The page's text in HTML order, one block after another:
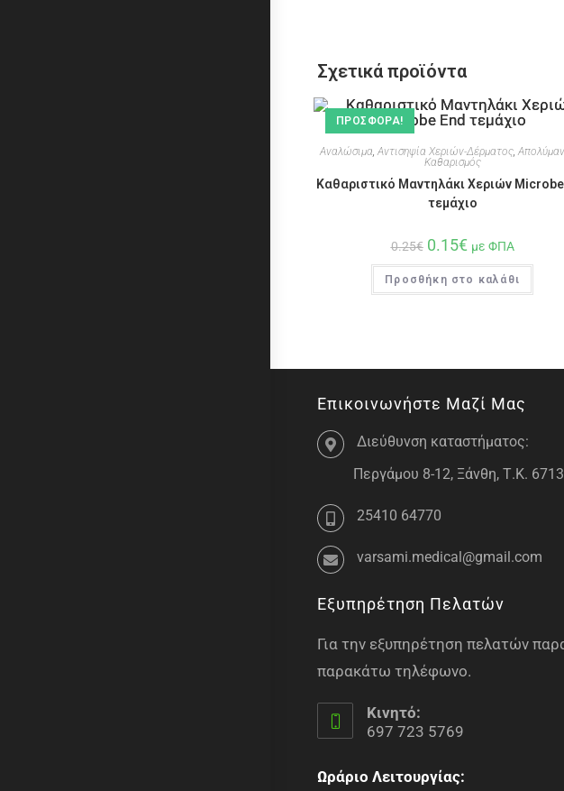
Σχετικά προϊόντα
ΠΡΟΣΦΟΡΆ!
Αναλώσιμα ,Αντισηψία Χεριών-Δέρματος ,
Καθαρισμός
Καθαριστικό Μαντηλάκι Χεριών
τεμάχιο
0.25€ 0.15€ με ΦΠΑ
Προσθήκη στο καλάθι
Επικοινωνήστε Μαζί Μας
Διεύθυνση καταστήματος:
Περγάμου 8-12, Ξάνθη, Τ.Κ.
25410 64770
varsami.medical@gmail.com
Εξυπηρέτηση Πελατών
Για την εξυπηρέτηση πελατών
παρακάτω τηλέφωνο.
Κινητό:
697 723 5769
Ωράριο Λειτουργίας: